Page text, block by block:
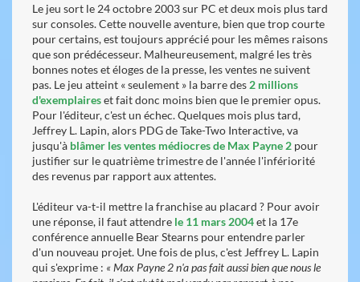
Le jeu sort le 24 octobre 2003 sur PC et deux mois plus tard
sur consoles. Cette nouvelle aventure, bien que trop courte
pour certains, est toujours apprécié pour les mêmes raisons
que son prédécesseur. Malheureusement, malgré les très
bonnes notes et éloges de la presse, les ventes ne suivent
pas. Le jeu atteint « seulement » la barre des 2 millions
d'exemplaireset fait donc moins bien que le premier opus.
Pour l'éditeur, c'est un échec. Quelques mois plus tard,
Jeffrey L. Lapin, alors PDG de Take-Two Interactive, va
jusqu'à blâmer les ventes médiocres de Max Payne 2 pour
justifier sur le quatrième trimestre de l'année l'infériorité
des revenus par rapport aux attentes.
L'éditeur va-t-il mettre la franchise au placard ? Pour avoir
une réponse, il faut attendre le 11 mars 2004et la 17e
conférence annuelle Bear Stearns pour entendre parler
d'un nouveau projet. Une fois de plus, c'est Jeffrey L. Lapin
qui s'exprime : « Max Payne 2 n'a pas fait aussi bien que nous le